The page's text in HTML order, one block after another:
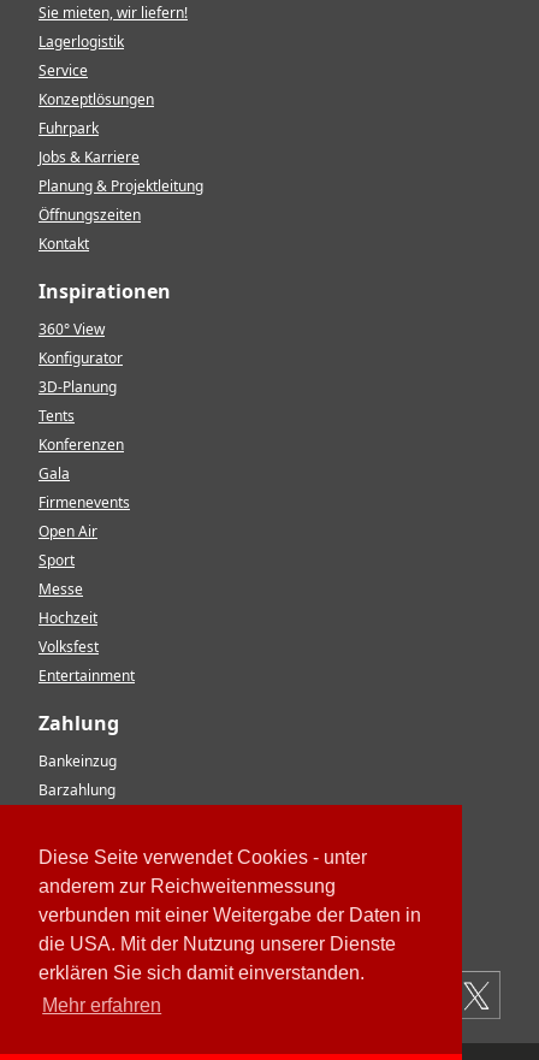
Diese Seite verwendet Cookies - unter
anderem zur Reichweitenmessung
verbunden mit einer Weitergabe der Daten in
die USA. Mit der Nutzung unserer Dienste
erklären Sie sich damit einverstanden.
Mehr erfahren
Sie mieten, wir liefern!
Lagerlogistik
Service
Konzeptlösungen
Fuhrpark
Jobs & Karriere
Planung & Projektleitung
Öffnungszeiten
Kontakt
Inspirationen
360° View
Konfigurator
3D-Planung
Tents
Konferenzen
Gala
Firmenevents
Open Air
Sport
Messe
Hochzeit
Volksfest
Entertainment
Zahlung
Bankeinzug
Barzahlung
EC-Karte
Kreditkarte
Rechnung
Paypal